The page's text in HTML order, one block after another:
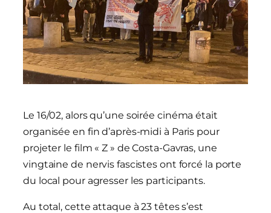
Le 16/02, alors qu’une soirée cinéma était
organisée en fin d’après-midi à Paris pour
projeter le film « Z » de Costa-Gavras, une
vingtaine de nervis fascistes ont forcé la porte
du local pour agresser les participants.
Au total, cette attaque à 23 têtes s’est